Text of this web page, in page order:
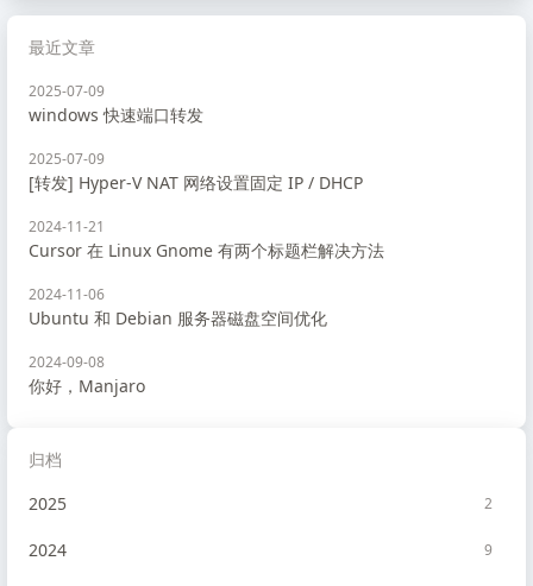
最近文章
2025-07-09
windows 快速端口转发
2025-07-09
[转发] Hyper-V NAT 网络设置固定 IP / DHCP
2024-11-21
Cursor 在 Linux Gnome 有两个标题栏解决方法
2024-11-06
Ubuntu 和 Debian 服务器磁盘空间优化
2024-09-08
你好，Manjaro
归档
2025
2
2024 9